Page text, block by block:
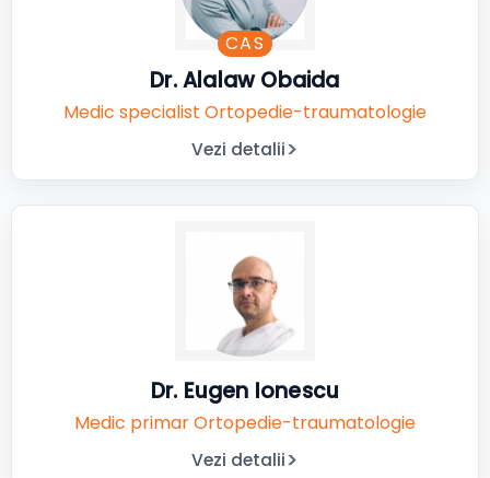
CAS
Dr. Alalaw Obaida
Medic specialist Ortopedie-traumatologie
Vezi detalii
Dr. Eugen Ionescu
Medic primar Ortopedie-traumatologie
Vezi detalii